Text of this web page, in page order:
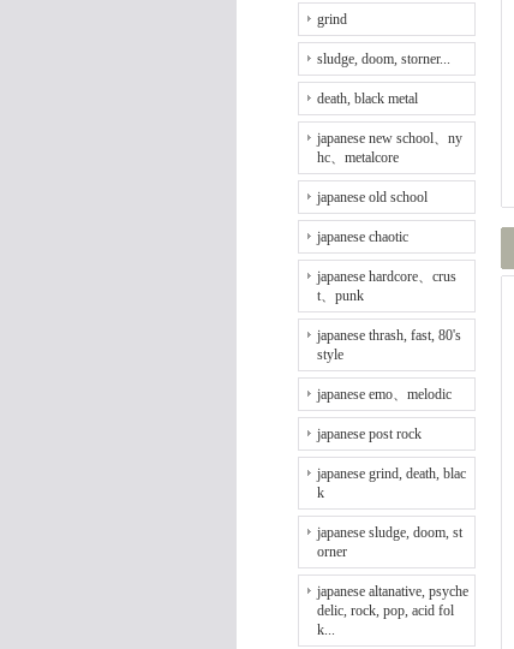
grind
sludge, doom, storner...
death, black metal
japanese new school、ny
hc、metalcore
japanese old school
japanese chaotic
japanese hardcore、crus
t、punk
japanese thrash, fast, 80's
style
japanese emo、melodic
japanese post rock
japanese grind, death, blac
k
japanese sludge, doom, st
orner
japanese altanative, psyche
delic, rock, pop, acid fol
k...